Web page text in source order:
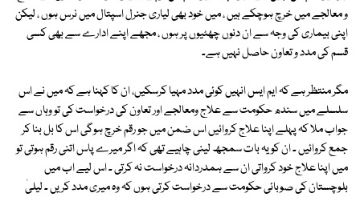
و معالجے میں خرچ ہوچکے ہیں ، میں خود بھی لیاری جنرل اسپتال میں نرس ہوں ، لیکن
اپنی بیماری کی وجہ سے ان دنوں چھٹیوں پر ہوں ، مجھے اپنے ادارے سے بھی کسی
قسم کی مدد و تعاون حاصل نہیں ہے۔
مگر منتظر ہے کہ ایم ایس انہیں کوئی مدد مہیا کرسکیں، ان کا کہنا ہے کہ میں نے اس
سلسلے میں سندھ حکومت سے علاج ومعالجے اور تعاون کی درخواست کی تو وہاں سے
جواب ملا کہ پہلے اپنا علاج کروائیں اس ضمن میں جو رقم خرچ ہوگی اس کا بل بنا کر
جمع کروائیں ۔ ان کو یہ بات سمجھ لینی چاہیے تھی کہ اگر میرے پاس اتنی رقم ہوتی تو
میں اپنا علاج خود کرواتی ان سے ہمدردانہ درخواست نہ کرتی ۔ اس لیے اب میں
بلوچستان کی صوبائی حکومت سے درخواست کرتی ہوں کہ وہ میری مدد کریں ۔ لیلیٰ